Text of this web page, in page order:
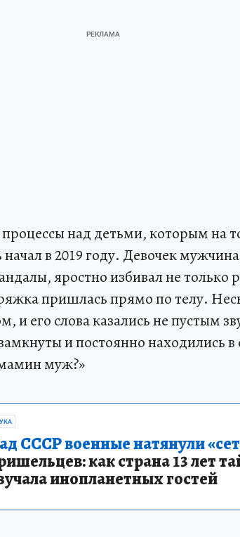
над детьми, которым на
в 2019 году. Девочек
яростно избивал не только
пришлась прямо по телу.
и его слова казались не пустым
и постоянно находились в
муж?»
СССР военные натянули
как страна 13 лет
инопланетных гостей